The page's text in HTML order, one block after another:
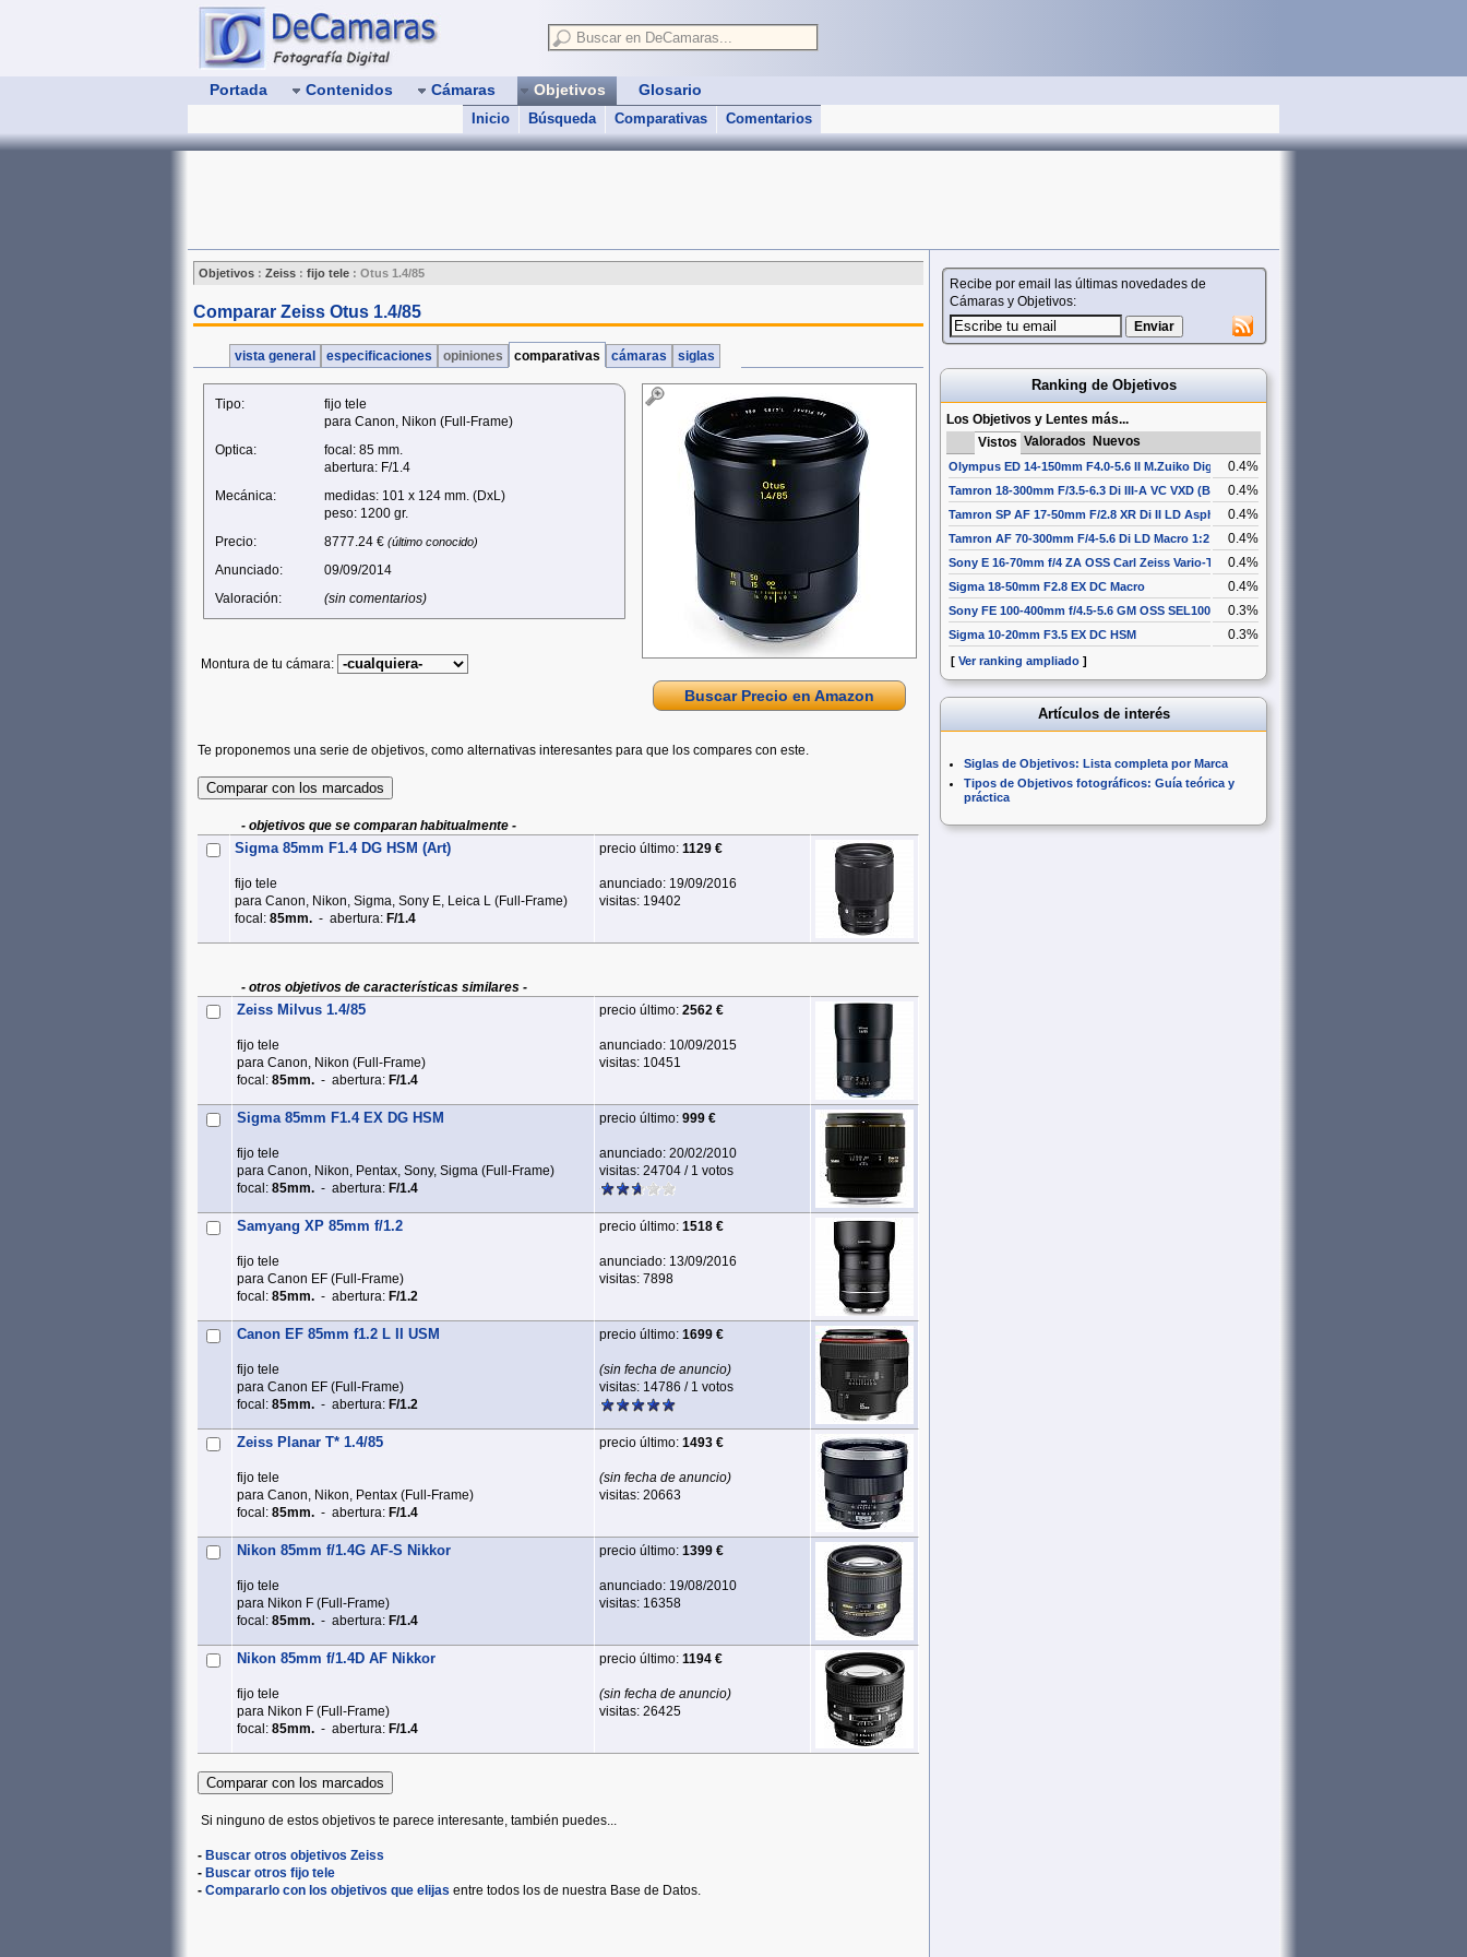
Portada Contenidos Cámaras Objetivos
Inicio Búsqueda Comparativas Comentarios
Glosario
Objetivos : Zeiss : fijo tele : Otus 1.4/85
Comparar Zeiss Otus 1.4/85
vista general especificaciones opiniones comparativas cámaras siglas
Tipo:
fijo tele
para Canon, Nikon (Full‑Frame)
Optica:
focal: 85 mm.
abertura: F/1.4
Mecánica:
medidas: 101 x 124 mm. (DxL)
peso: 1200 gr.
Precio:
8777.24 € (último conocido)
Anunciado:
09/09/2014
Valoración:
(sin comentarios)
Montura de tu cámara:
Buscar Precio en Amazon
Te proponemos una serie de objetivos, como alternativas interesantes para que los compares con este.
- objetivos que se comparan habitualmente -
Sigma 85mm F1.4 DG HSM (Art)
fijo tele
para Canon, Nikon, Sigma, Sony E, Leica L (Full‑Frame)
focal: 85mm. - abertura: F/1.4
precio último: 1129 €
anunciado: 19/09/2016
visitas: 19402
- otros objetivos de características similares -
Zeiss Milvus 1.4/85
fijo tele
para Canon, Nikon (Full‑Frame)
focal: 85mm. - abertura: F/1.4
precio último: 2562 €
anunciado: 10/09/2015
visitas: 10451
Sigma 85mm F1.4 EX DG HSM
fijo tele
para Canon, Nikon, Pentax, Sony, Sigma (Full‑Frame)
focal: 85mm. - abertura: F/1.4
precio último: 999 €
anunciado: 20/02/2010
visitas: 24704 / 1 votos
Samyang XP 85mm f/1.2
fijo tele
para Canon EF (Full‑Frame)
focal: 85mm. - abertura: F/1.2
precio último: 1518 €
anunciado: 13/09/2016
visitas: 7898
Canon EF 85mm f1.2 L II USM
fijo tele
para Canon EF (Full‑Frame)
focal: 85mm. - abertura: F/1.2
precio último: 1699 €
(sin fecha de anuncio)
visitas: 14786 / 1 votos
Zeiss Planar T* 1.4/85
fijo tele
para Canon, Nikon, Pentax (Full‑Frame)
focal: 85mm. - abertura: F/1.4
precio último: 1493 €
(sin fecha de anuncio)
visitas: 20663
Nikon 85mm f/1.4G AF-S Nikkor
fijo tele
para Nikon F (Full‑Frame)
focal: 85mm. - abertura: F/1.4
precio último: 1399 €
anunciado: 19/08/2010
visitas: 16358
Nikon 85mm f/1.4D AF Nikkor
fijo tele
para Nikon F (Full‑Frame)
focal: 85mm. - abertura: F/1.4
precio último: 1194 €
(sin fecha de anuncio)
visitas: 26425
Si ninguno de estos objetivos te parece interesante, también puedes...
- Buscar otros objetivos Zeiss
- Buscar otros fijo tele
- Compararlo con los objetivos que elijas entre todos los de nuestra Base de Datos.
Recibe por email las últimas novedades de
Cámaras y Objetivos:
Ranking de Objetivos
Los Objetivos y Lentes más...
Vistos Valorados Nuevos
Olympus ED 14-150mm F4.0-5.6 II M.Zuiko Digital0.4%
Tamron 18-300mm F/3.5-6.3 Di III-A VC VXD (B061)0.4%
Tamron SP AF 17-50mm F/2.8 XR Di II LD Aspherical [IF]
0.4%
Tamron AF 70-300mm F/4-5.6 Di LD Macro 1:2 0.4%
Sony E 16-70mm f/4 ZA OSS Carl Zeiss Vario-Tessar T* SEL1670Z
0.4%
Sigma 18-50mm F2.8 EX DC Macro 0.4%
Sony FE 100-400mm f/4.5-5.6 GM OSS SEL100400GM
0.3%
Sigma 10-20mm F3.5 EX DC HSM 0.3%
[ Ver ranking ampliado ]
Artículos de interés
Siglas de Objetivos: Lista completa por Marca
Tipos de Objetivos fotográficos: Guía teórica y
práctica